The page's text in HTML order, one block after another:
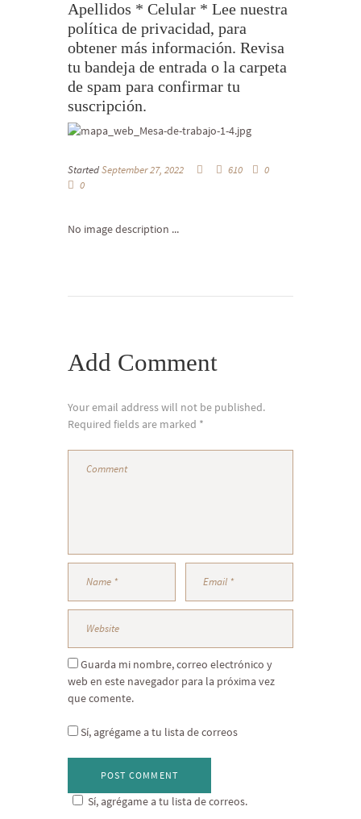
Apellidos * Celular * Lee nuestra
política de privacidad, para
obtener más información. Revisa
tu bandeja de entrada o la carpeta
de spam para confirmar tu
suscripción.
StartedSeptember 27, 2022 610
0
0
No image description ...
Add Comment
Your email address will not be published.
Required fields are marked *
Guarda mi nombre, correo electrónico y
web en este navegador para la próxima vez
que comente.
Sí, agrégame a tu lista de correos
Sí, agrégame a tu lista de correos.